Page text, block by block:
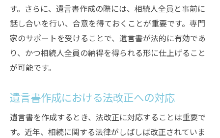
す。さらに、遺言書作成の際には、相続人全員と事前に
話し合いを行い、合意を得ておくことが重要です。専門
家のサポートを受けることで、遺言書が法的に有効であ
り、かつ相続人全員の納得を得られる形に仕上げること
が可能です。
遺言書作成における法改正への対応
遺言書を作成するとき、法改正に対応することは重要で
す。近年、相続に関する法律がしばしば改正されていま